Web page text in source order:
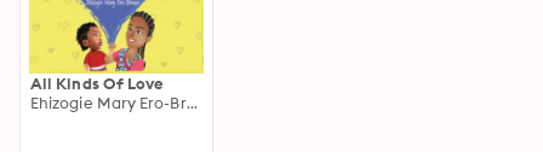
All Kinds Of Love
Ehizogie Mary Ero-Brown